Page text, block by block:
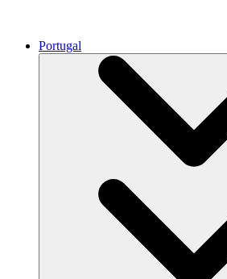
Portugal